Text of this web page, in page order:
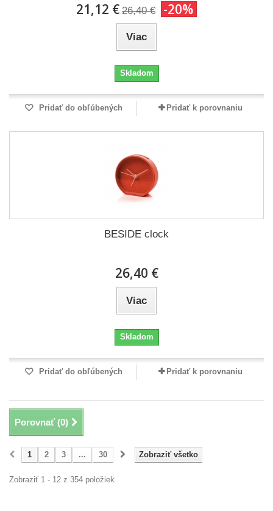
21,12 € 26,40 € -20%
Viac
Skladom
Pridať do obľúbených Pridať k porovnaniu
BESIDE clock
26,40 €
Viac
Skladom
Pridať do obľúbených Pridať k porovnaniu
Porovnať (0)
Zobraziť všetko
1 2 3 ... 30
Zobraziť 1 - 12 z 354 položiek